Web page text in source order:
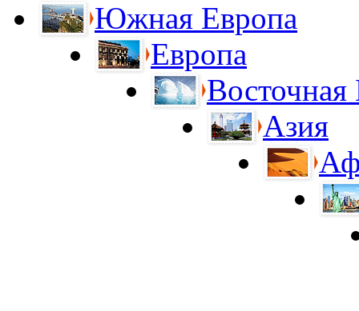
Южная Европа
Европа
Восточная
Азия